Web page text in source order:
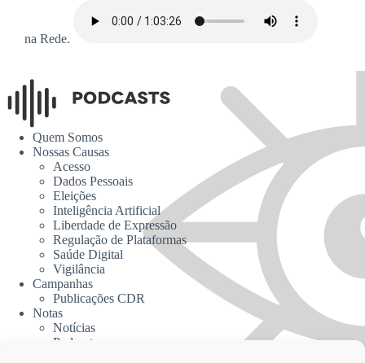
na Rede.
Quem Somos
Nossas Causas
Acesso
Dados Pessoais
Eleições
Inteligência Artificial
Liberdade de Expressão
Regulação de Plataformas
Saúde Digital
Vigilância
Campanhas
Publicações CDR
Notas
Notícias
Podcasts